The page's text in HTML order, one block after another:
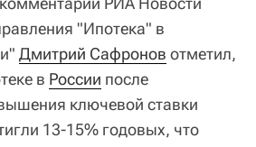
"Ипотека" в
Дмитрий Сафронов отметил,
в России после
ключевой ставки
13-15% годовых, что